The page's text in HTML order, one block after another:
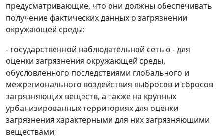
предусматривающие, что они должны обеспечивать
получение фактических данных о загрязнении
окружающей среды:
- государственной наблюдательной сетью - для
оценки загрязнения окружающей среды,
обусловленного последствиями глобального и
межрегионального воздействия выбросов и сбросов
загрязняющих веществ, а также на крупных
урбанизированных территориях для оценки
загрязнения характерными для них загрязняющими
веществами;